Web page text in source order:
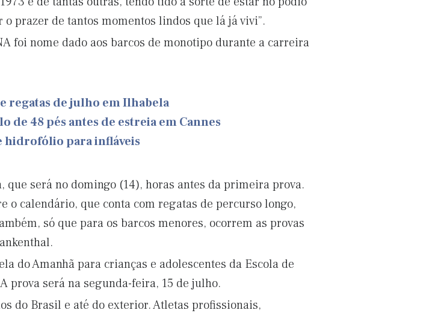
prazer de tantos momentos lindos que lá já vivi”.
foi nome dado aos barcos de monotipo durante a carreira
regatas de julho em Ilhabela
de 48 pés antes de estreia em Cannes
hidrofólio para infláveis
será no domingo (14), horas antes da primeira prova.
o calendário, que conta com regatas de percurso longo,
só que para os barcos menores, ocorrem as provas
do Amanhã para crianças e adolescentes da Escola de
prova será na segunda-feira, 15 de julho.
do Brasil e até do exterior. Atletas profissionais,